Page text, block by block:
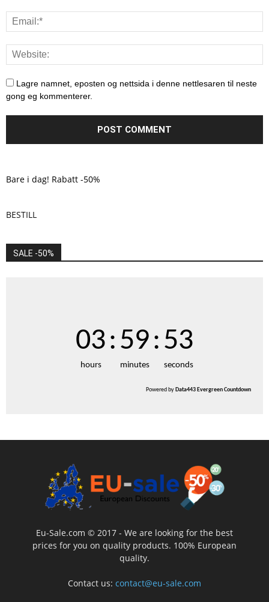
Lagre namnet, eposten og nettsida i denne nettlesaren til neste
gong eg kommenterer.
Bare i dag! Rabatt -50%
BESTILL
SALE -50%
03
hours
:59
minutes
:52
seconds
Powered by Data443 Evergreen Countdown
Eu-Sale.com © 2017 - We are looking for the best
prices for you on quality products. 100% European
quality.
Contact us: contact@eu-sale.com